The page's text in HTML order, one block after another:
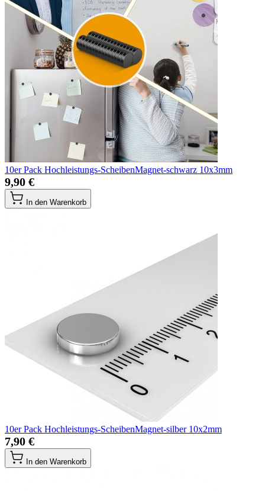
10er Pack Hochleistungs-ScheibenMagnet-schwarz 10x3mm
9,90 €
In den Warenkorb
10er Pack Hochleistungs-ScheibenMagnet-silber 10x2mm
7,90 €
In den Warenkorb